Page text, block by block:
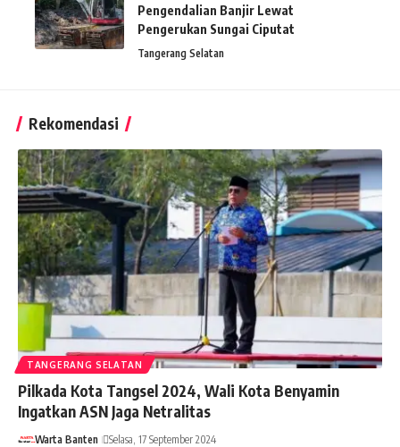
Pengendalian Banjir Lewat
Pengerukan Sungai Ciputat
Tangerang Selatan
Rekomendasi
TANGERANG SELATAN
Pilkada Kota Tangsel 2024, Wali Kota Benyamin
Ingatkan ASN Jaga Netralitas
Warta Banten Selasa, 17 September 2024